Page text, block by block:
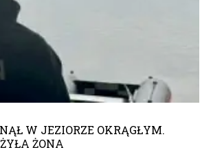
W JEZIORZE OKRĄGŁYM.
ŻONA